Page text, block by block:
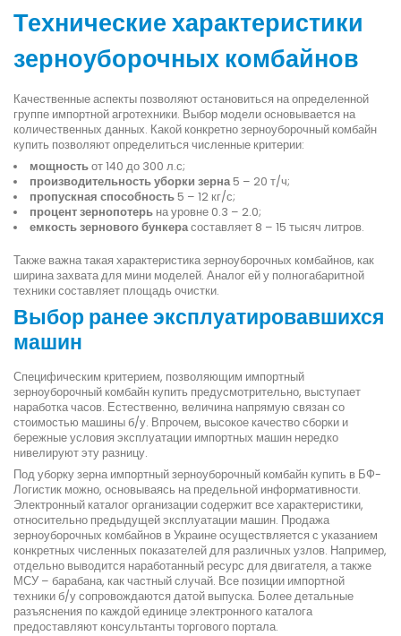
Технические характеристики
зерноуборочных комбайнов
Качественные аспекты позволяют остановиться на определенной
группе импортной агротехники. Выбор модели основывается на
количественных данных. Какой конкретно зерноуборочный комбайн
купить позволяют определиться численные критерии:
мощностьот 140 до 300 л.с;
производительность уборки зерна5 – 20 т/ч;
пропускная способность5 – 12 кг/с;
процент зернопотерьна уровне 0.3 – 2.0;
емкость зернового бункерасоставляет 8 – 15 тысяч литров.
Также важна такая характеристика зерноуборочных комбайнов, как
ширина захвата для мини моделей. Аналог ей у полногабаритной
техники составляет площадь очистки.
Выбор ранее эксплуатировавшихся
машин
Специфическим критерием, позволяющим импортный
зерноуборочный комбайн купить предусмотрительно, выступает
наработка часов. Естественно, величина напрямую связан со
стоимостью машины б/у. Впрочем, высокое качество сборки и
бережные условия эксплуатации импортных машин нередко
нивелируют эту разницу.
Под уборку зерна импортный зерноуборочный комбайн купить в БФ-
Логистик можно, основываясь на предельной информативности.
Электронный каталог организации содержит все характеристики,
относительно предыдущей эксплуатации машин. Продажа
зерноуборочных комбайнов в Украине осуществляется с указанием
конкретных численных показателей для различных узлов. Например,
отдельно выводится наработанный ресурс для двигателя, а также
МСУ – барабана, как частный случай. Все позиции импортной
техники б/у сопровождаются датой выпуска. Более детальные
разъяснения по каждой единице электронного каталога
предоставляют консультанты торгового портала.